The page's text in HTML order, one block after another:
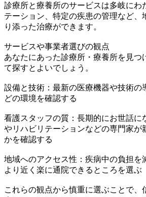
診療所と療養所のサービスは多岐にわ
テーション、特定の疾患の管理など、
り添った治療ができます。
サービスや事業者選びの観点
あなたにあった診療所・療養所を見つ
て探すとよいでしょう。
設備と技術：最新の医療機器や技術の
どの環境を確認する
看護スタッフの質：長期的にお世話に
やリハビリテーションなどの専門家が
かを確認する
地域へのアクセス性：疾病中の負担を
より近く楽に通院できるところを選ぶ
これらの観点から慎重に選ぶことで、